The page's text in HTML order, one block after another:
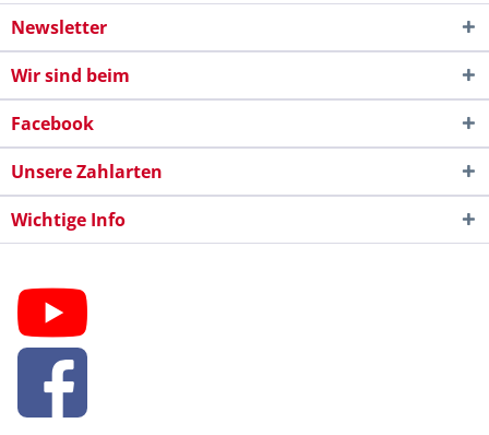
Newsletter
Wir sind beim
Facebook
Unsere Zahlarten
Wichtige Info